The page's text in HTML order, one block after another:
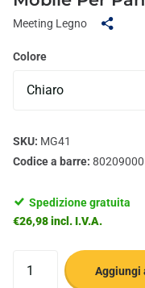
Meeting Legno
Colore
SKU: MG41
Codice a barre:
Spedizione gratuita
€26,98 incl. I.V.A.
Aggiungi